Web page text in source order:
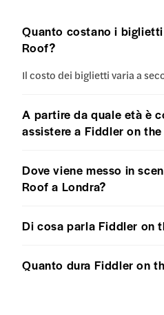
Quanto costano i
Roof?
Il costo dei biglietti varia a
A partire da quale età è
assistere a Fiddler on
Dove viene messo in
Roof a Londra?
Di cosa parla Fiddler on
Quanto dura Fiddler on